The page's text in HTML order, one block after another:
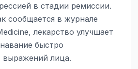
в стадии ремиссии.
сообщается в журнале
лекарство улучшает
быстро
выражений лица.